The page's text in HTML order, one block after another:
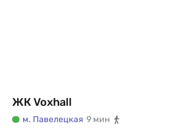
ЖК Voxhall
м. Павелецкая 9 мин